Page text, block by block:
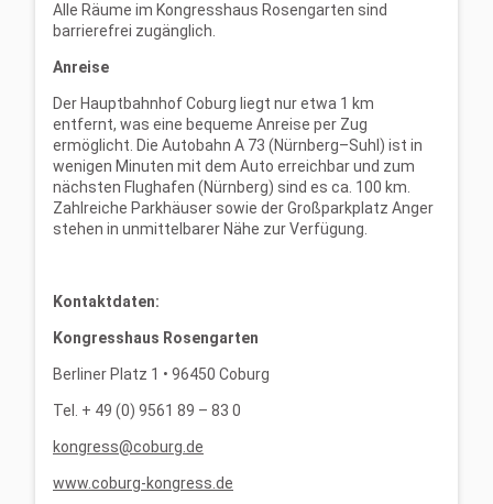
Alle Räume im Kongresshaus Rosengarten sind
barrierefrei zugänglich.
Anreise
Der Hauptbahnhof Coburg liegt nur etwa 1 km
entfernt, was eine bequeme Anreise per Zug
ermöglicht. Die Autobahn A 73 (Nürnberg–Suhl) ist in
wenigen Minuten mit dem Auto erreichbar und zum
nächsten Flughafen (Nürnberg) sind es ca. 100 km.
Zahlreiche Parkhäuser sowie der Großparkplatz Anger
stehen in unmittelbarer Nähe zur Verfügung.
Kontaktdaten:
Kongresshaus Rosengarten
Berliner Platz 1 • 96450 Coburg
Tel. + 49 (0) 9561 89 – 83 0
kongress@coburg.de
www.coburg-kongress.de